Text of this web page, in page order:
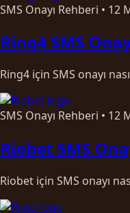
SMS Onayı Rehberi • 12
Ring4 SMS
Ring4 için SMS onayı
SMS Onayı Rehberi • 12
Riobet SMS
Riobet için SMS onayı